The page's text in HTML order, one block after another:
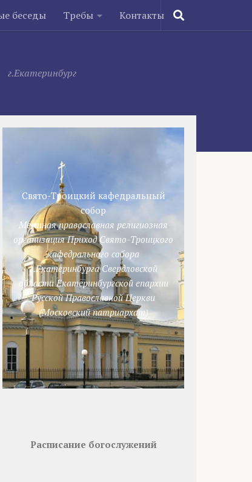
беседы Требы Контакты
г.Екатеринбург
Свято-Троицкий кафедральный
собор
Местная православная религиозная
организация Приход Свято-Троицкого
кафедрального собора
г.Екатеринбурга Свердловской
области Екатеринбургской епархии
Русской Православной Церкви
(Московский патриархат)
Расписание богослужений